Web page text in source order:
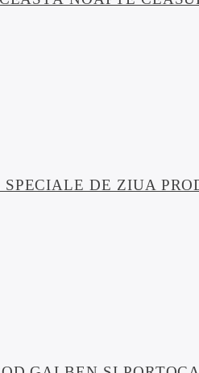
SPECIALE DE ZIUA